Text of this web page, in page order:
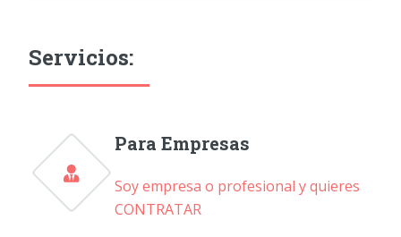
Servicios:
Para Empresas
Soy empresa o profesional y quieres
CONTRATAR